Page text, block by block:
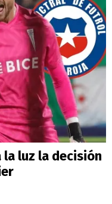
la luz la decisión